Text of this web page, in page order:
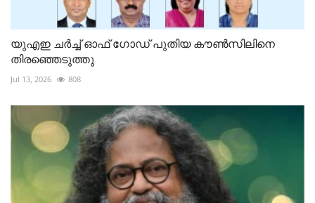
യുഎഇ ചർച്ച് ഓഫ് ഗോഡ് പുതിയ കൗൺസിലിനെ
തിരഞ്ഞെടുത്തു
Jul 13, 2026 808